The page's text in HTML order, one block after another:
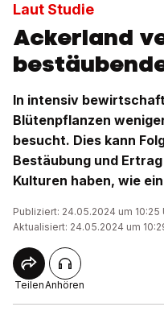
Laut Studie
Ackerland
In intensiv
Blütenpflanzen
besucht. Dies kann
Bestäubung und
Kulturen haben, wie
Publiziert: 24.05.2024 um 10:25
Aktualisiert: 24.05.2024 um
TeilenAnhören